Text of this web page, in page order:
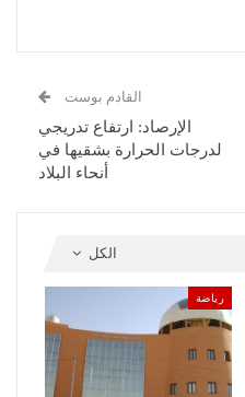
القادم بوست
الإرصاد: ارتفاع تدريجي
لدرجات الحرارة بشقيها في
أنحاء البلاد
الكل
رياضة